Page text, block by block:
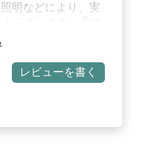
明などにより、実
レビューを書く